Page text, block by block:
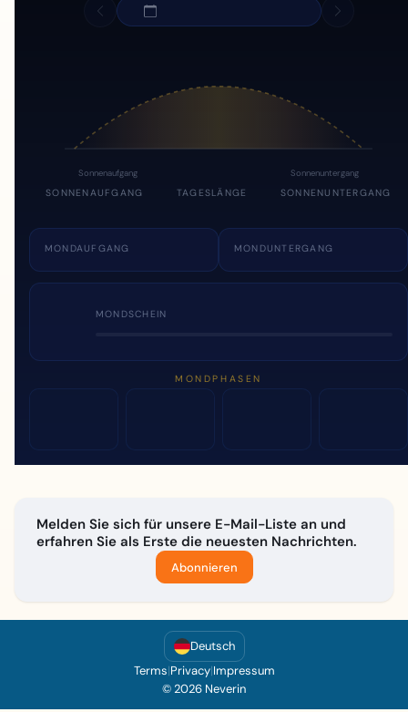
Sonnenaufgang Sonnenuntergang
SONNENAUFGANG TAGESLÄNGE SONNENUNTERGANG
MONDAUFGANG MONDUNTERGANG
MONDSCHEIN
MONDPHASEN
Melden Sie sich für unsere E-Mail-Liste an und
erfahren Sie als Erste die neuesten Nachrichten.
Abonnieren
Deutsch
Terms|Privacy|Impressum
© 2026 Neverin